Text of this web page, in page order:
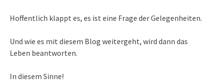
Hoffentlich klappt es, es ist eine Frage der Gelegenheiten.
Und wie es mit diesem Blog weitergeht, wird dann das
Leben beantworten.
In diesem Sinne!